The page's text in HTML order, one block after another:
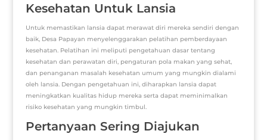
Kesehatan Untuk Lansia
Untuk memastikan lansia dapat merawat diri mereka sendiri dengan
baik, Desa Papayan menyelenggarakan pelatihan pemberdayaan
kesehatan. Pelatihan ini meliputi pengetahuan dasar tentang
kesehatan dan perawatan diri, pengaturan pola makan yang sehat,
dan penanganan masalah kesehatan umum yang mungkin dialami
oleh lansia. Dengan pengetahuan ini, diharapkan lansia dapat
meningkatkan kualitas hidup mereka serta dapat meminimalkan
risiko kesehatan yang mungkin timbul.
Pertanyaan Sering Diajukan